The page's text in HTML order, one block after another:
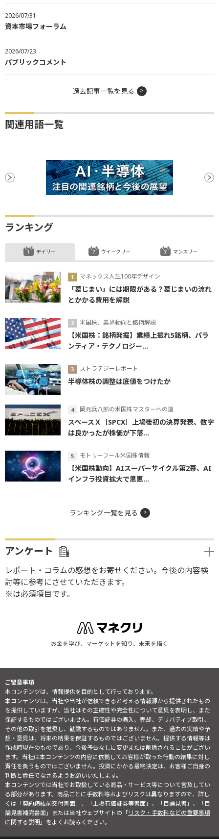
2026/07/31
資本市場フォーラム
2026/07/23
パブリックコメント
過去記事一覧を見る
関連用語一覧
ランキング
デイリー
マネックス人生100年デザイン
「墓じまい」には期限がある？墓じまいの流れ
とかかる費用を解説
米国株、業界動向と銘柄解説
【米国株：銘柄発掘】業績上振れ5銘柄、パラ
ンティア・テクノロジー...
ストラテジーレポート
半導体株の調整は底値をつけたか
岡元兵八郎の米国株マスターへの道
スペースＸ［SPCX］上場後初の決算発表、数字
は良かったが株価が下落...
モトリーフール米国株情報
【米国株動向】AIスーパーサイクル第2幕、AI
インフラ投資拡大で恩恵...
ウイークリー マンスリー
ランキング一覧を見る
アンケート
レポート・コラムの感想をお寄せください。今後の内容検
討等に参考にさせていただきます。
※は必須項目です。
お金を学び、マーケットを知り、未来を描く
ご留意事項
本コンテンツは、情報提供を目的として行っております。
本コンテンツは、当社や当社が信頼できると考える情報源から提供されたもの
を提供していますが、当社はその正確性や完全性について意見を表明し、また
保証するものではございません。有価証券の購入、売却、デリバティブ取引、
その他の取引を推奨し、勧誘するものではありません。また、過去の実績や予
想・意見は、将来の結果を保証するものではございません。提供する情報等は
作成時現在のものであり、今後予告なしに変更または削除されることがござい
ます。当社は本コンテンツの内容に依拠してお客様が取った行動の結果に対し
責任を負うものではございません。投資にかかる最終決定は、お客様ご自身の
判断と責任でなさるようお願いいたします。
本コンテンツでは当社でお取扱している商品・サービス等について言及してい
る部分があります。商品ごとに手数料等およびリスクは異なりますので、詳し
くは「契約締結前交付書面」、「上場有価証券等書面」、「目論見書」、「目
論見書補完書面」または当社ウェブサイトの「リスク・手数料などの重要事項
に関する説明」をよくお読みください。